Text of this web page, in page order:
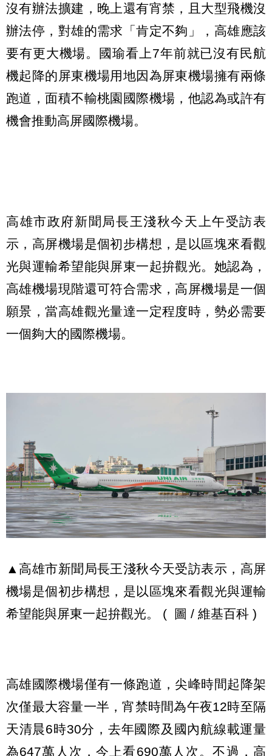
沒有辦法擴建，晚上還有宵禁，且大型飛機沒
辦法停，對雄的需求「肯定不夠」，高雄應該
要有更大機場。國瑜看上7年前就已沒有民航
機起降的屏東機場用地因為屏東機場擁有兩條
跑道，面積不輸桃園國際機場，他認為或許有
機會推動高屏國際機場。
高雄市政府新聞局長王淺秋今天上午受訪表
示，高屏機場是個初步構想，是以區塊來看觀
光與運輸希望能與屏東一起拚觀光。她認為，
高雄機場現階還可符合需求，高屏機場是一個
願景，當高雄觀光量達一定程度時，勢必需要
一個夠大的國際機場。
▲高雄市新聞局長王淺秋今天受訪表示，高屏
機場是個初步構想，是以區塊來看觀光與運輸
希望能與屏東一起拚觀光。 ( 圖 / 維基百科 )
高雄國際機場僅有一條跑道，尖峰時間起降架
次僅最大容量一半，宵禁時間為午夜12時至隔
天清晨6時30分，去年國際及國內航線載運量
為647萬人次，今上看690萬人次。不過，高